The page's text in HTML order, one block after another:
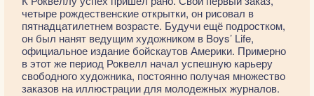
четыре рождественские открытки, он рисовал в
пятнадцатилетнем возрасте. Будучи ещё подростком,
он был нанят ведущим художником в Boys’ Life,
официальное издание бойскаутов Америки. Примерно
в этот же период Роквелл начал успешную карьеру
свободного художника, постоянно получая множество
заказов на иллюстрации для молодежных журналов.